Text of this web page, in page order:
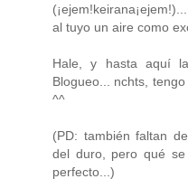
al tuyo un aire como
Hale, y hasta aquí
Blogueo... nchts,
^^
(PD: también faltan
del duro, pero qué
perfecto...)